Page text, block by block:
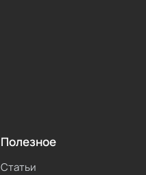
Полезное
Статьи